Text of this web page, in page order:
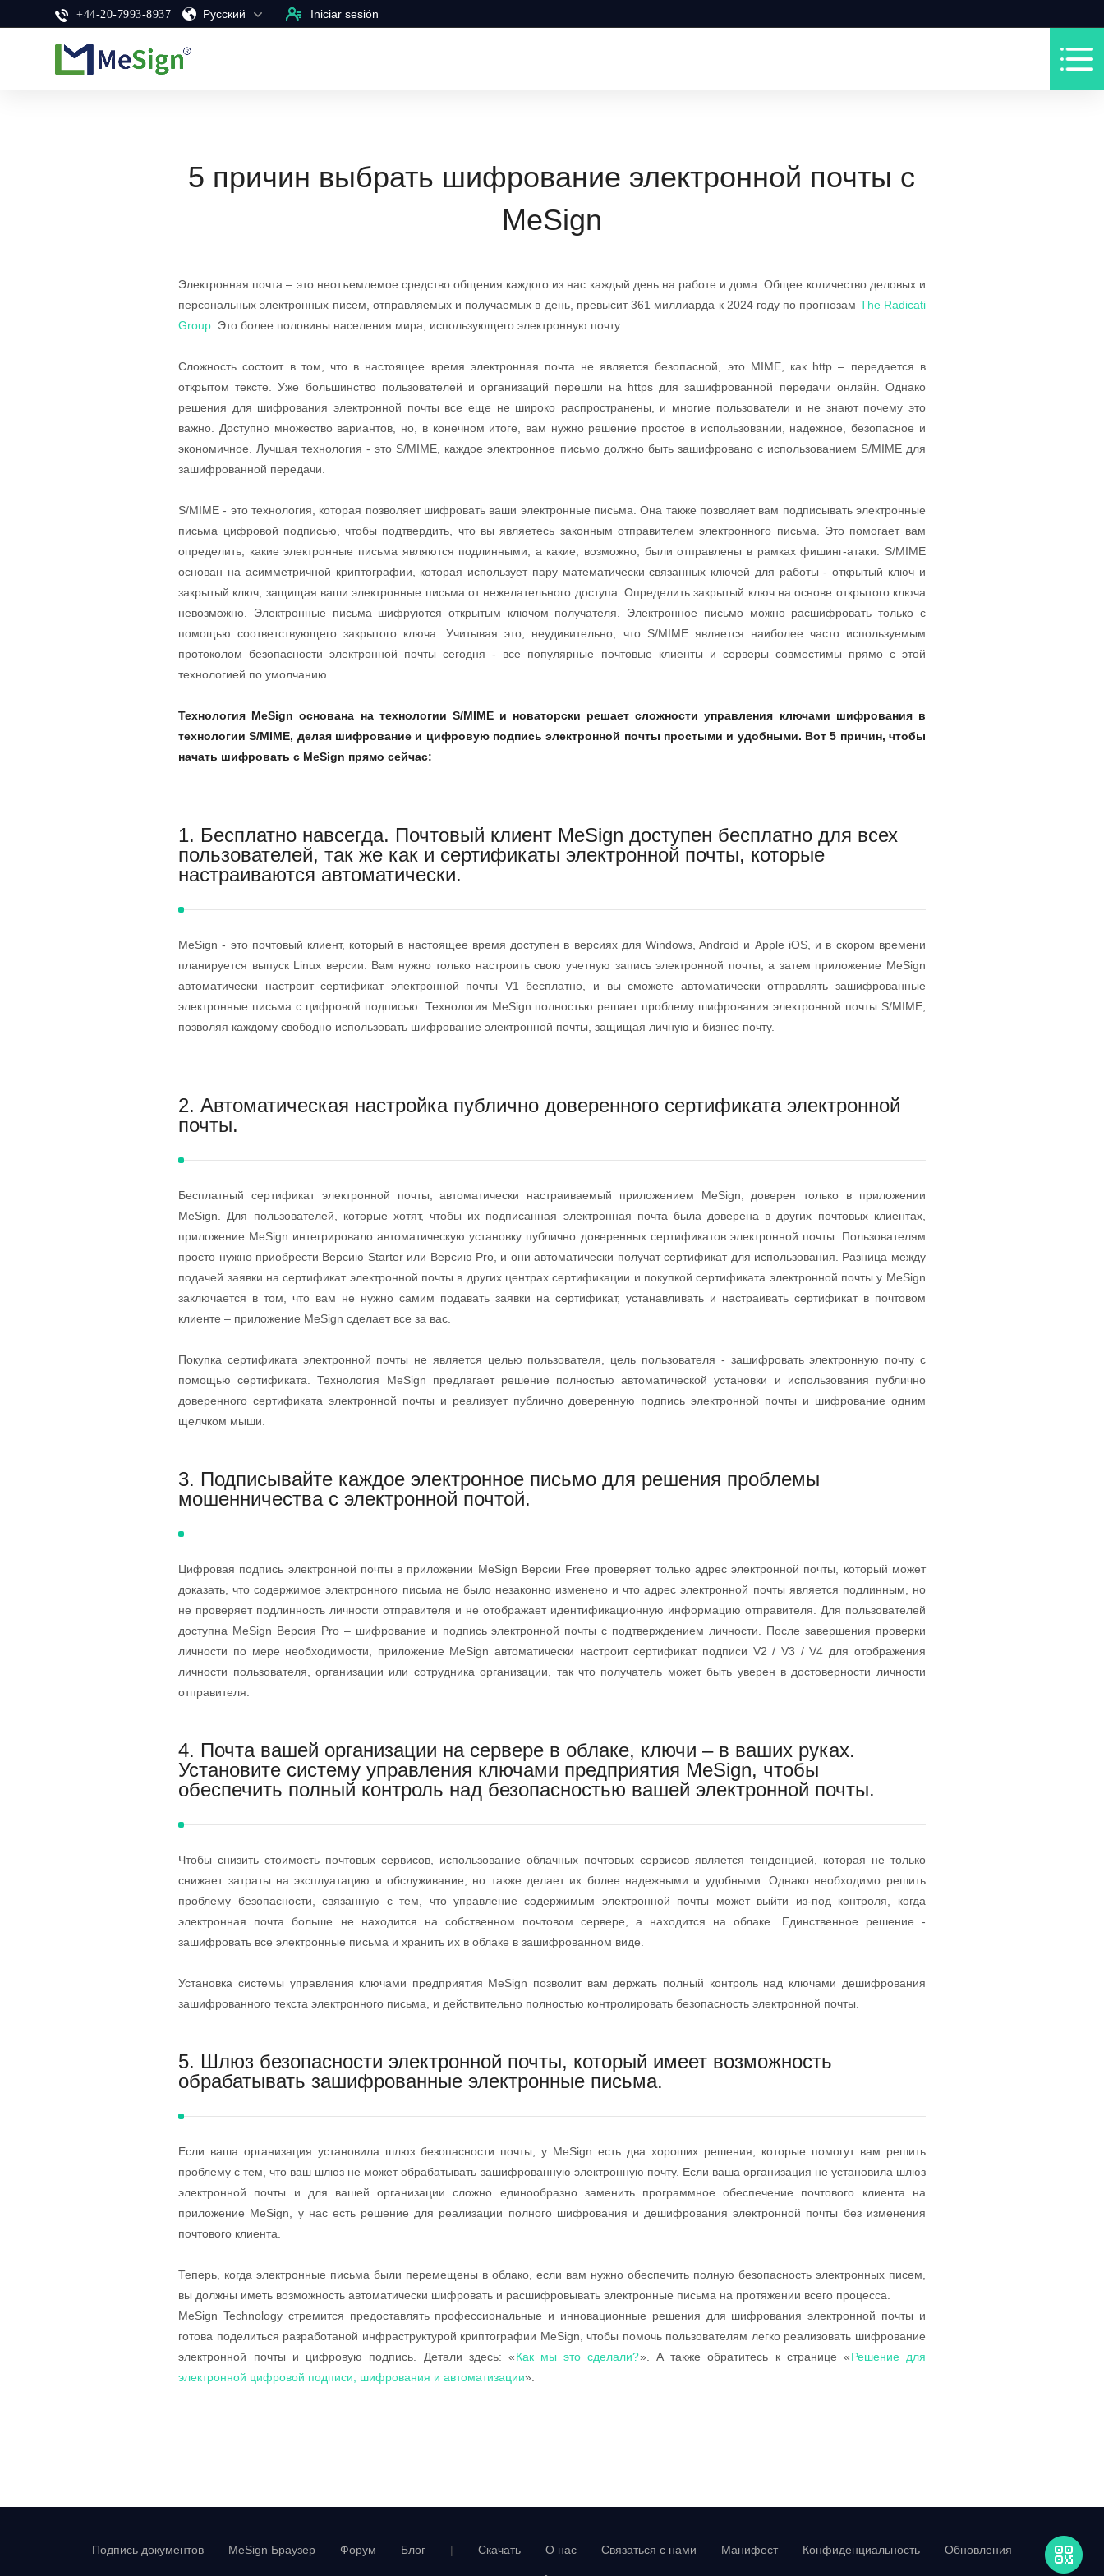
+44-20-7993-8937 Pусский Iniciar sesión
5 причин выбрать шифрование электронной почты с
MeSign
Электронная почта – это неотъемлемое средство общения каждого из нас каждый день на работе и дома. Общее количество деловых и
персональных электронных писем, отправляемых и получаемых в день, превысит 361 миллиарда к 2024 году по прогнозам The Radicati
Group . Это более половины населения мира, использующего электронную почту.
Сложность состоит в том, что в настоящее время электронная почта не является безопасной, это MIME, как http – передается в
открытом тексте. Уже большинство пользователей и организаций перешли на https для зашифрованной передачи онлайн. Однако
решения для шифрования электронной почты все еще не широко распространены, и многие пользователи и не знают почему это
важно. Доступно множество вариантов, но, в конечном итоге, вам нужно решение простое в использовании, надежное, безопасное и
экономичное. Лучшая технология - это S/MIME, каждое электронное письмо должно быть зашифровано с использованием S/MIME для
зашифрованной передачи.
S/MIME - это технология, которая позволяет шифровать ваши электронные письма. Она также позволяет вам подписывать электронные
письма цифровой подписью, чтобы подтвердить, что вы являетесь законным отправителем электронного письма. Это помогает вам
определить, какие электронные письма являются подлинными, а какие, возможно, были отправлены в рамках фишинг-атаки. S/MIME
основан на асимметричной криптографии, которая использует пару математически связанных ключей для работы - открытый ключ и
закрытый ключ, защищая ваши электронные письма от нежелательного доступа. Определить закрытый ключ на основе открытого ключа
невозможно. Электронные письма шифруются открытым ключом получателя. Электронное письмо можно расшифровать только с
помощью соответствующего закрытого ключа. Учитывая это, неудивительно, что S/MIME является наиболее часто используемым
протоколом безопасности электронной почты сегодня - все популярные почтовые клиенты и серверы совместимы прямо с этой
технологией по умолчанию.
Технология MeSign основана на технологии S/MIME и новаторски решает сложности управления ключами шифрования в
технологии S/MIME, делая шифрование и цифровую подпись электронной почты простыми и удобными. Вот 5 причин, чтобы
начать шифровать с MeSign прямо сейчас:
1. Бесплатно навсегда. Почтовый клиент MeSign доступен бесплатно для всех
пользователей, так же как и сертификаты электронной почты, которые
настраиваются автоматически.
MeSign - это почтовый клиент, который в настоящее время доступен в версиях для Windows, Android и Apple iOS, и в скором времени
планируется выпуск Linux версии. Вам нужно только настроить свою учетную запись электронной почты, а затем приложение MeSign
автоматически настроит сертификат электронной почты V1 бесплатно, и вы сможете автоматически отправлять зашифрованные
электронные письма с цифровой подписью. Технология MeSign полностью решает проблему шифрования электронной почты S/MIME,
позволяя каждому свободно использовать шифрование электронной почты, защищая личную и бизнес почту.
2. Автоматическая настройка публично доверенного сертификата электронной
почты.
Бесплатный сертификат электронной почты, автоматически настраиваемый приложением MeSign, доверен только в приложении
MeSign. Для пользователей, которые хотят, чтобы их подписанная электронная почта была доверена в других почтовых клиентах,
приложение MeSign интегрировало автоматическую установку публично доверенных сертификатов электронной почты. Пользователям
просто нужно приобрести Версию Starter или Версию Pro, и они автоматически получат сертификат для использования. Разница между
подачей заявки на сертификат электронной почты в других центрах сертификации и покупкой сертификата электронной почты у MeSign
заключается в том, что вам не нужно самим подавать заявки на сертификат, устанавливать и настраивать сертификат в почтовом
клиенте – приложение MeSign сделает все за вас.
Покупка сертификата электронной почты не является целью пользователя, цель пользователя - зашифровать электронную почту с
помощью сертификата. Технология MeSign предлагает решение полностью автоматической установки и использования публично
доверенного сертификата электронной почты и реализует публично доверенную подпись электронной почты и шифрование одним
щелчком мыши.
3. Подписывайте каждое электронное письмо для решения проблемы
мошенничества с электронной почтой.
Цифровая подпись электронной почты в приложении MeSign Версии Free проверяет только адрес электронной почты, который может
доказать, что содержимое электронного письма не было незаконно изменено и что адрес электронной почты является подлинным, но
не проверяет подлинность личности отправителя и не отображает идентификационную информацию отправителя. Для пользователей
доступна MeSign Версия Pro – шифрование и подпись электронной почты с подтверждением личности. После завершения проверки
личности по мере необходимости, приложение MeSign автоматически настроит сертификат подписи V2 / V3 / V4 для отображения
личности пользователя, организации или сотрудника организации, так что получатель может быть уверен в достоверности личности
отправителя.
4. Почта вашей организации на сервере в облаке, ключи – в ваших руках.
Установите систему управления ключами предприятия MeSign, чтобы
обеспечить полный контроль над безопасностью вашей электронной почты.
Чтобы снизить стоимость почтовых сервисов, использование облачных почтовых сервисов является тенденцией, которая не только
снижает затраты на эксплуатацию и обслуживание, но также делает их более надежными и удобными. Однако необходимо решить
проблему безопасности, связанную с тем, что управление содержимым электронной почты может выйти из-под контроля, когда
электронная почта больше не находится на собственном почтовом сервере, а находится на облаке. Единственное решение -
зашифровать все электронные письма и хранить их в облаке в зашифрованном виде.
Установка системы управления ключами предприятия MeSign позволит вам держать полный контроль над ключами дешифрования
зашифрованного текста электронного письма, и действительно полностью контролировать безопасность электронной почты.
5. Шлюз безопасности электронной почты, который имеет возможность
обрабатывать зашифрованные электронные письма.
Если ваша организация установила шлюз безопасности почты, у MeSign есть два хороших решения, которые помогут вам решить
проблему с тем, что ваш шлюз не может обрабатывать зашифрованную электронную почту. Если ваша организация не установила шлюз
электронной почты и для вашей организации сложно единообразно заменить программное обеспечение почтового клиента на
приложение MeSign, у нас есть решение для реализации полного шифрования и дешифрования электронной почты без изменения
почтового клиента.
Теперь, когда электронные письма были перемещены в облако, если вам нужно обеспечить полную безопасность электронных писем,
вы должны иметь возможность автоматически шифровать и расшифровывать электронные письма на протяжении всего процесса.
MeSign Technology стремится предоставлять профессиональные и инновационные решения для шифрования электронной почты и
готова поделиться разработаной инфраструктурой криптографии MeSign, чтобы помочь пользователям легко реализовать шифрование
электронной почты и цифровую подпись. Детали здесь: «Как мы это сделали?». А также обратитесь к странице «Решение для
электронной цифровой подписи, шифрования и автоматизации».
Подпись документов MeSign Браузер Форум Блог | Скачать О нас Связаться с нами Манифест Конфиденциальность Обновления